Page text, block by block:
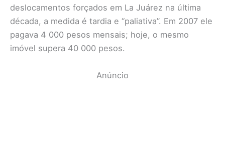
deslocamentos forçados em La Juárez na última
década, a medida é tardia e “paliativa”. Em 2007 ele
pagava 4 000 pesos mensais; hoje, o mesmo
imóvel supera 40 000 pesos.
Anúncio